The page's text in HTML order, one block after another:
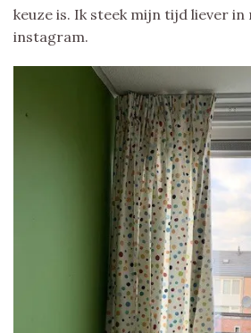
keuze is. Ik steek mijn tijd liever in
instagram.